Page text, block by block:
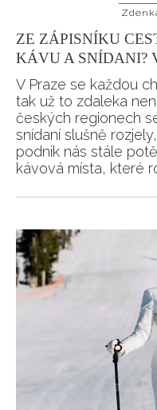
ZE ZÁPISNÍKU
KÁVU A SNÍDANI?
V Praze se každou
tak už to zdaleka
českých regionech
snídaní slušně
podnik nás stále
kávová místa, které